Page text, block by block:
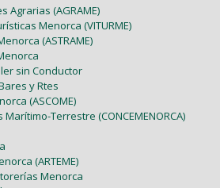
Agrarias (AGRAME)
Menorca (VITURME)
(ASTRAME)
sin Conductor
y Rtes
(ASCOME)
Marítimo-Terrestre (CONCEMENORCA)
(ARTEME)
Menorca